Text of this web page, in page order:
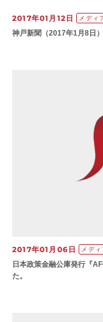
2017年01月12日 メディ
神戸新聞（2017年1月8日
2017年01月06日 メディ
日本政策金融公庫発行『
た。